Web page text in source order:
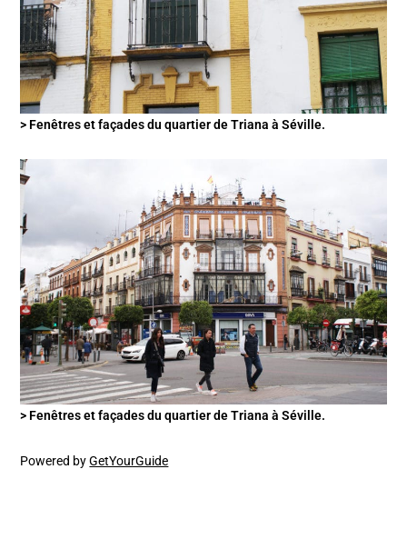
> Fenêtres et façades du quartier de Triana à Séville.
> Fenêtres et façades du quartier de Triana à Séville.
Powered byGetYourGuide